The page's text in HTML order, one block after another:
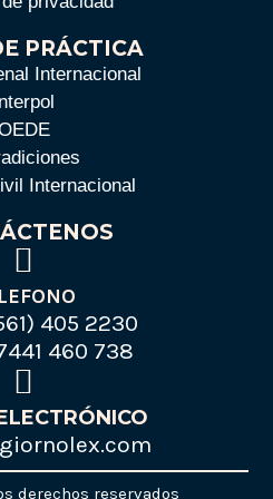
PRÁCTICA
Internacional
Interpol
Internacional
405 2230
460 738
derechos reservados